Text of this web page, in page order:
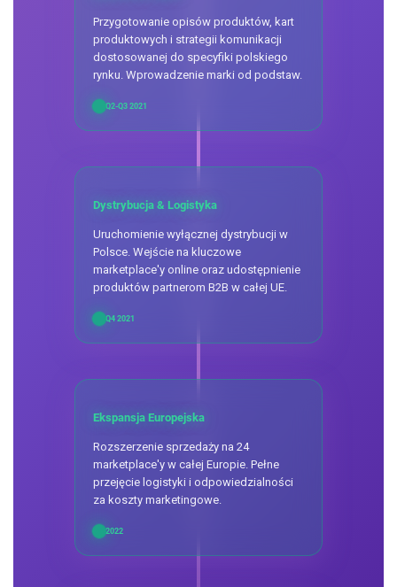
Przygotowanie opisów produktów, kart
produktowych i strategii komunikacji
dostosowanej do specyfiki polskiego
rynku. Wprowadzenie marki od podstaw.
Q2-Q3 2021
Dystrybucja & Logistyka
Uruchomienie wyłącznej dystrybucji w
Polsce. Wejście na kluczowe
marketplace'y online oraz udostępnienie
produktów partnerom B2B w całej UE.
Q4 2021
Ekspansja Europejska
Rozszerzenie sprzedaży na 24
marketplace'y w całej Europie. Pełne
przejęcie logistyki i odpowiedzialności
za koszty marketingowe.
2022